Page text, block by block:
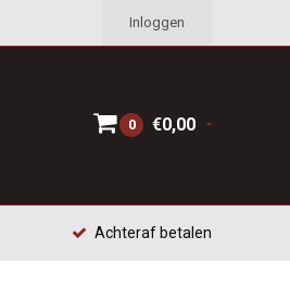
Inloggen
0 €0,00
Achteraf betalen